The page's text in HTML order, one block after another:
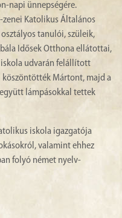
napi ünnepségére.
zenei Katolikus Általános
tanulói, szüleik,
Idősek Otthona ellátottai,
iskola udvarán felállított
köszöntötték Mártont, majd a
lámpásokkal tettek
iskola igazgatója
valamint ehhez
folyó német nyelv-